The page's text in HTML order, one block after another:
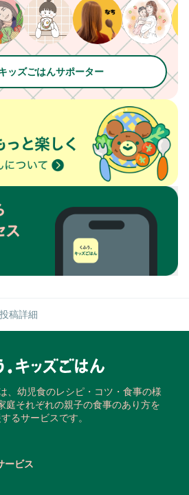
ッズごはんサポーター
投稿詳細
、幼児食のレシピ・コツ・食事の様
庭それぞれの親子の食事のあり方を
るサービスです。
ービス